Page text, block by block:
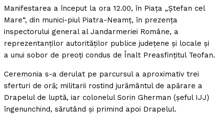
Manifestarea a început la ora 12.00, în Piaţa „Ştefan cel
Mare“, din munici-piul Piatra-Neamţ, în prezenţa
inspectorului general al Jandarmeriei Române, a
reprezentanţilor autorităţilor publice judeţene şi locale şi
a unui sobor de preoţi condus de Înalt Preasfinţitul Teofan.
Ceremonia s-a derulat pe parcursul a aproximativ trei
sferturi de oră; militarii rostind jurământul de apărare a
Drapelul de luptă, iar colonelul Sorin Gherman (şeful IJJ)
îngenunchind, sărutând şi primind apoi Drapelul.